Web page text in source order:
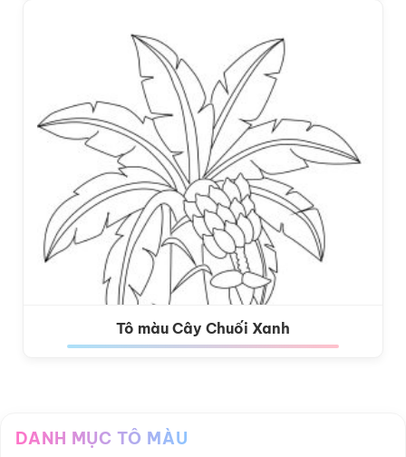
Tô màu Cây Chuối Xanh
DANH MỤC TÔ MÀU